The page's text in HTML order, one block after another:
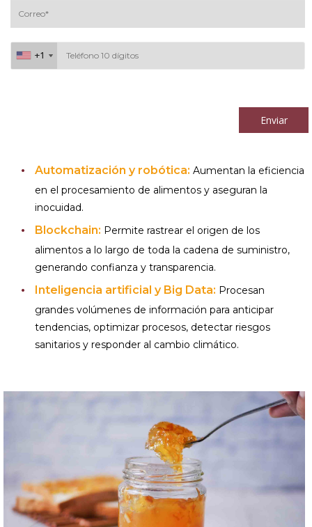
+1
+1
Enviar
Automatización y robótica: Aumentan la eficiencia
en el procesamiento de alimentos y aseguran la
inocuidad.
Blockchain: Permite rastrear el origen de los
alimentos a lo largo de toda la cadena de suministro,
generando confianza y transparencia.
Inteligencia artificial y Big Data: Procesan
grandes volúmenes de información para anticipar
tendencias, optimizar procesos, detectar riesgos
sanitarios y responder al cambio climático.